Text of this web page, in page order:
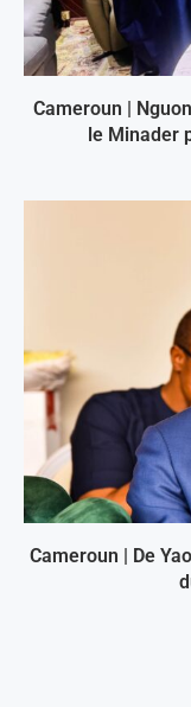
Cameroun |
le Minader
Cameroun | De